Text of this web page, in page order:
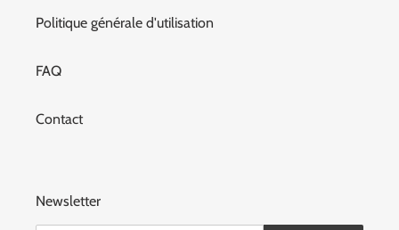
Politique générale d'utilisation
FAQ
Contact
Newsletter